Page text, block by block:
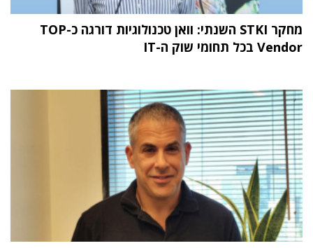
מחקר STKI השנתי: וואן טכנולוגיות דורגה כ-TOP
Vendor בכל תחומי שוק ה-IT